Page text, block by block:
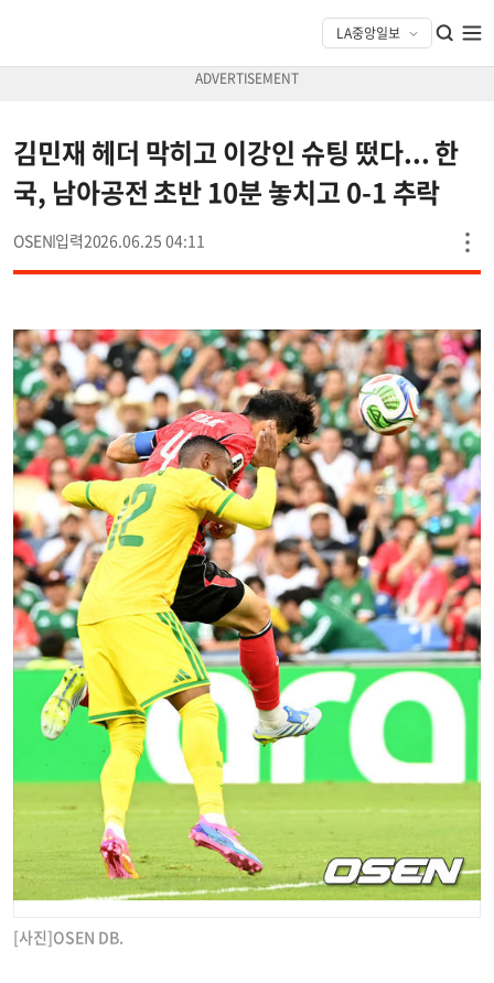
김민재 헤더 막히고 이강인 슈팅 떴다... 한
국, 남아공전 초반 10분 놓치고 0-1 추락
OSEN 2026.06.25 04:11
[사진]OSEN DB.